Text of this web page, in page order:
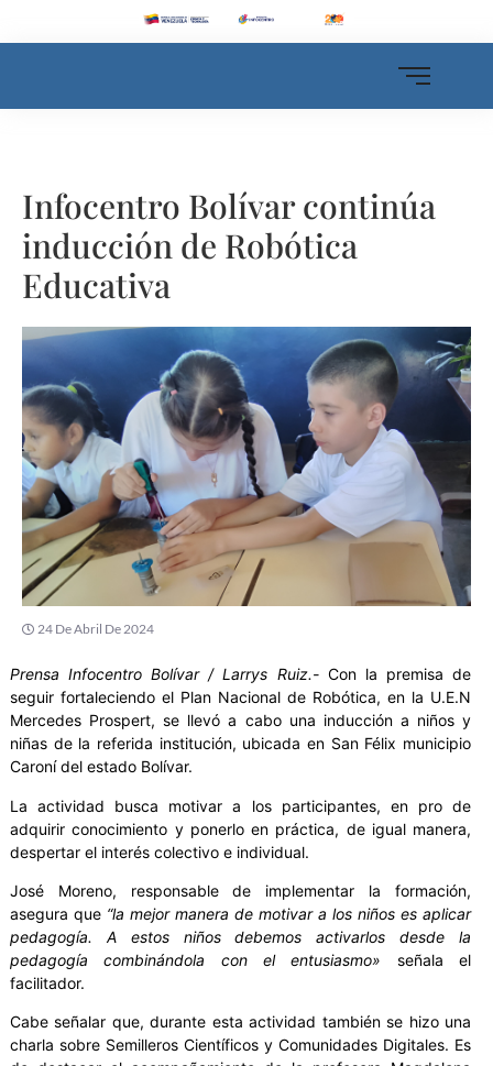
Infocentro Bolívar continúa
inducción de Robótica
Educativa
24 De Abril De 2024
Prensa Infocentro Bolívar / Larrys Ruiz.-Con la premisa de
seguir fortaleciendo el Plan Nacional de Robótica, en la U.E.N
Mercedes Prospert, se llevó a cabo una inducción a niños y
niñas de la referida institución, ubicada en San Félix municipio
Caroní del estado Bolívar.
La actividad busca motivar a los participantes, en pro de
adquirir conocimiento y ponerlo en práctica, de igual manera,
despertar el interés colectivo e individual.
José Moreno, responsable de implementar la formación,
asegura que “la mejor manera de motivar a los niños es aplicar
pedagogía. A estos niños debemos activarlos desde la
pedagogía combinándola con el entusiasmo» señala el
facilitador.
Cabe señalar que, durante esta actividad también se hizo una
charla sobre Semilleros Científicos y Comunidades Digitales. Es